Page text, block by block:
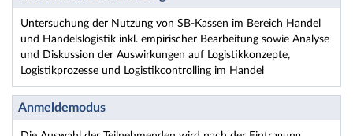
Untersuchung der Nutzung von SB-Kassen im Bereich Handel
und Handelslogistik inkl. empirischer Bearbeitung sowie Analyse
und Diskussion der Auswirkungen auf Logistikkonzepte,
Logistikprozesse und Logistikcontrolling im Handel
Anmeldemodus